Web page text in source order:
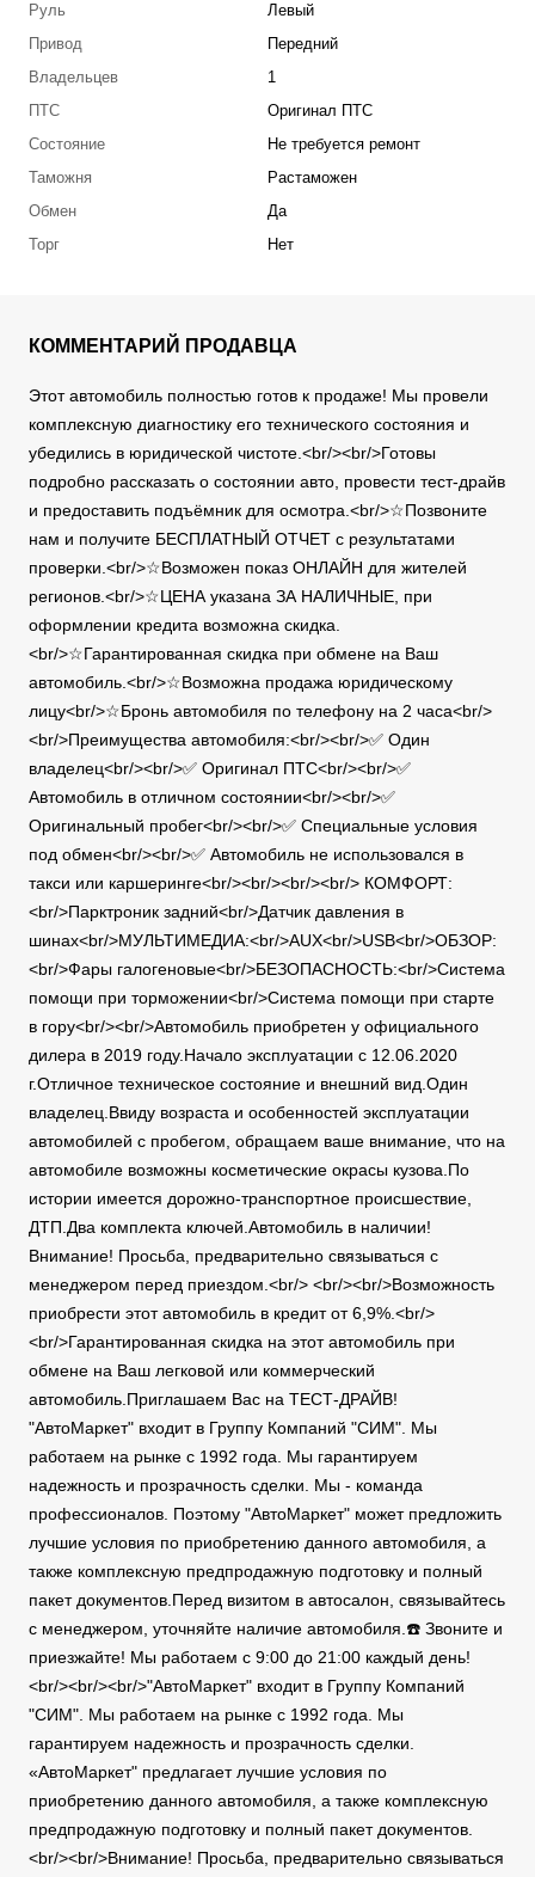
Руль
Левый
Привод
Передний
Владельцев
1
ПТС
Оригинал ПТС
Состояние
Не требуется ремонт
Таможня
Растаможен
Обмен
Да
Торг
Нет
КОММЕНТАРИЙ ПРОДАВЦА
Этот автомобиль полностью готов к продаже! Мы провели
комплексную диагностику его технического состояния и
убедились в юридической чистоте.<br/><br/>Готовы
подробно рассказать о состоянии авто, провести тест-драйв
и предоставить подъёмник для осмотра.<br/>☆Позвоните
нам и получите БЕСПЛАТНЫЙ ОТЧЕТ с результатами
проверки.<br/>☆Возможен показ ОНЛАЙН для жителей
регионов.<br/>☆ЦЕНА указана ЗА НАЛИЧНЫЕ, при
оформлении кредита возможна скидка.
<br/>☆Гарантированная скидка при обмене на Ваш
автомобиль.<br/>☆Возможна продажа юридическому
лицу<br/>☆Бронь автомобиля по телефону на 2 часа<br/>
<br/>Преимущества автомобиля:<br/><br/>✅ Один
владелец<br/><br/>✅ Оригинал ПТС<br/><br/>✅
Автомобиль в отличном состоянии<br/><br/>✅
Оригинальный пробег<br/><br/>✅ Специальные условия
под обмен<br/><br/>✅ Автомобиль не использовался в
такси или каршеринге<br/><br/><br/><br/> КОМФОРТ:
<br/>Парктроник задний<br/>Датчик давления в
шинах<br/>МУЛЬТИМЕДИА:<br/>AUX<br/>USB<br/>ОБЗОР:
<br/>Фары галогеновые<br/>БЕЗОПАСНОСТЬ:<br/>Система
помощи при торможении<br/>Система помощи при старте
в гору<br/><br/>Автомобиль приобретен у официального
дилера в 2019 году.Начало эксплуатации с 12.06.2020
г.Отличное техническое состояние и внешний вид.Один
владелец.Ввиду возраста и особенностей эксплуатации
автомобилей с пробегом, обращаем ваше внимание, что на
автомобиле возможны косметические окрасы кузова.По
истории имеется дорожно-транспортное происшествие,
ДТП.Два комплекта ключей.Автомобиль в наличии!
Внимание! Просьба, предварительно связываться с
менеджером перед приездом.<br/> <br/><br/>Возможность
приобрести этот автомобиль в кредит от 6,9%.<br/>
<br/>Гарантированная скидка на этот автомобиль при
обмене на Ваш легковой или коммерческий
автомобиль.Приглашаем Вас на ТЕСТ-ДРАЙВ!
"АвтоМаркет" входит в Группу Компаний "СИМ". Мы
работаем на рынке с 1992 года. Мы гарантируем
надежность и прозрачность сделки. Мы - команда
профессионалов. Поэтому "АвтоМаркет" может предложить
лучшие условия по приобретению данного автомобиля, а
также комплексную предпродажную подготовку и полный
пакет документов.Перед визитом в автосалон, связывайтесь
с менеджером, уточняйте наличие автомобиля.☎️ Звоните и
приезжайте! Мы работаем с 9:00 до 21:00 каждый день!
<br/><br/><br/>"АвтоМаркет" входит в Группу Компаний
"СИМ". Мы работаем на рынке с 1992 года. Мы
гарантируем надежность и прозрачность сделки.
«АвтоМаркет" предлагает лучшие условия по
приобретению данного автомобиля, а также комплексную
предпродажную подготовку и полный пакет документов.
<br/><br/>Внимание! Просьба, предварительно связываться